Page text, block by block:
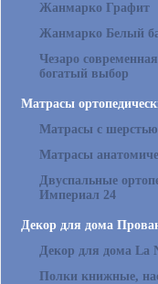
Жанмарко Графит
Жанмарко Белый
Чезаро
богатый выбор
Матрасы
Матрасы с
Матрасы
Двуспальные
Империал 24
Декор для дома
Декор для дома La
Полки книжные,